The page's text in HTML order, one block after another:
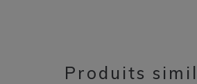
Produits